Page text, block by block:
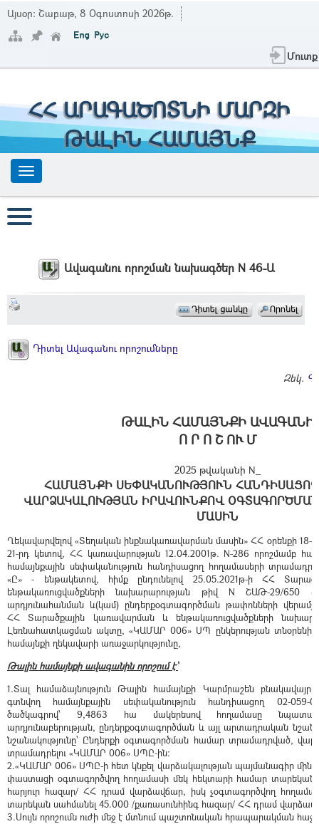
Այսօր: Շաբաթ, 8 Օգոստոսի 2026թ.
Մուտք
ՀՀ ԱՐԱԳԱԾՈՏՆԻ ՄԱՐԶԻ
ԹԱԼԻՆ ՀԱՄԱՅՆՔ
Ավագանու որոշման նախագծեր N 46-Ա
Դիտել Ավագանու որոշումները
Զեկ.
ԹԱԼԻՆ ՀԱՄԱՅՆՔԻ ԱՎԱԳԱՆԻ
Ո Ր Ո Շ ՈՒ Մ
2025 թվականի N_
ՀԱՄԱՅՆՔԻ ՍԵՓԱԿԱՆՈՒԹՅՈՒՆ
ՎԱՐՁԱԿԱԼՈՒԹՅԱՆ ԻՐԱՎՈՒՆՔՈՎ
ՄԱՍԻՆ
Ղեկավարվելով «Տեղական ինքնակառավարման մասին» ՀՀ օրենքի 18-
21-րդ կետով, ՀՀ կառավարության 12.04.2001թ. N-286 որոշմամբ
համայնքային սեփականություն հանդիսացող հողամասերի
«Ը» - ենթակետով, հիմք ընդունելով 25.05.2021թ-ի ՀՀ
ենթակառուցվածքների նախարարության թիվ N ՇԱԹ-29/650
արդյունահանման և(կամ) ընդերքօգտագործման թափոնների
ՀՀ Տարածքային կառավարման և ենթակառուցվածքների
Լեռնահատկացման ակտը, «ԿԱՄԱՐ 006» ՍՊ ընկերության տնօրենի
համայնքի ղեկավարի առաջարկությունը,
Թալին համայնքի ավագանին որոշում է՝
1.Տալ համաձայնություն Թալին համայնքի Կարմրաշեն
գտնվող համայնքային սեփականություն հանդիսացող 02-059-
ծածկագրով՝ 9,4863 հա մակերեսով հողամասը
արդյունաբերության, ընդերքօգտագործման և այլ արտադրական
նշանակությունը՝ Ընդերքի օգտագործման համար տրամադրված,
տրամադրելու «ԿԱՄԱՐ 006» ՍՊԸ-ին։
2.«ԿԱՄԱՐ 006» ՍՊԸ-ի հետ կնքել վարձակալության պայմանագիր
փաստացի օգտագործվող հողամասի մեկ հեկտարի համար տարեկան
հարյուր հազար/ ՀՀ դրամ վարձավճար, իսկ չօգտագործվող
տարեկան սահմանել 45.000 /քառասունհինգ հազար/ ՀՀ դրամ
3.Սույն որոշումն ուժի մեջ է մտնում պաշտոնական հրապարակման